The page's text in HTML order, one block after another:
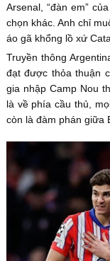
Arsenal, “đàn em”
chọn khác. Anh chỉ
áo gã khổng lồ xứ
Truyền thông
đạt được thỏa thuận
gia nhập Camp Nou
là về phía cầu thủ,
còn là đàm phán giữa